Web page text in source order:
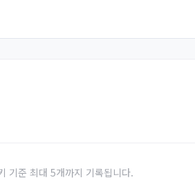
기준 최대 5개까지 기록됩니다.